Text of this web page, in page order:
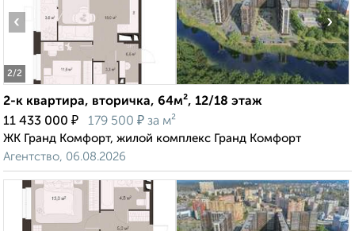
2/2
‹ ›
2-к квартира, вторичка, 64м², 12/18 этаж
11 433 000 ₽ 179 500 ₽ за м²
ЖК Гранд Комфорт, жилой комплекс Гранд Комфорт
Агентство, 06.08.2026